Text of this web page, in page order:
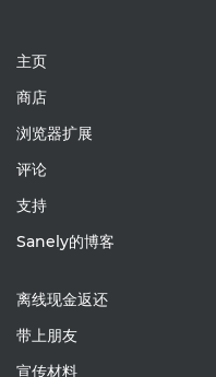
主页
商店
浏览器扩展
评论
支持
Sanely的博客
离线现金返还
带上朋友
宣传材料